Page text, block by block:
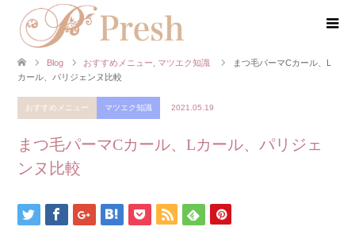
Blog おすすめメニュー マツエク知識
まつ毛パーマCカール、L
カール、パリジェンヌ比較
おすすめメニュー マツエク知識 2021.05.19
まつ毛パーマCカール、Lカール、パリジェ
ンヌ比較